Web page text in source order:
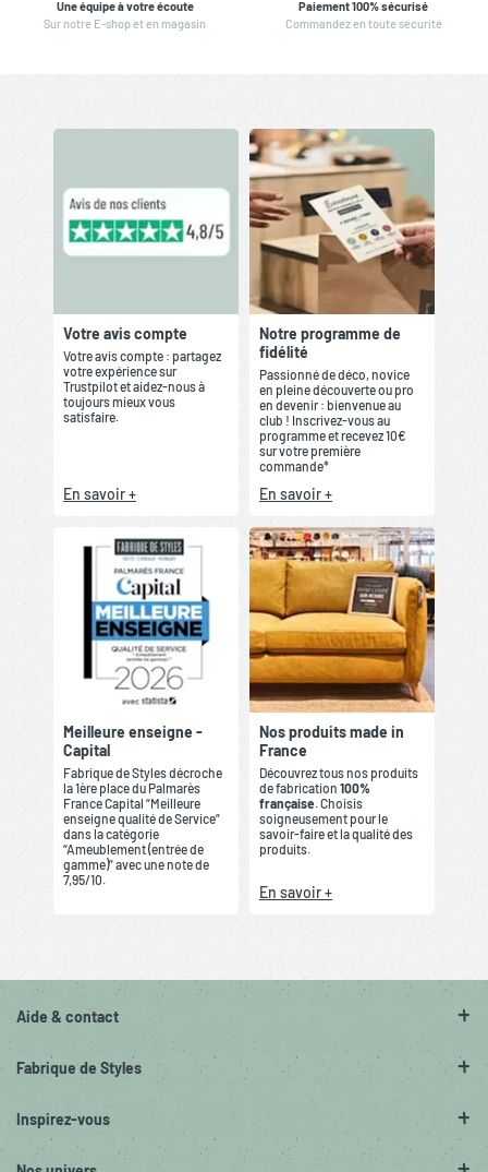
Une équipe à votre écoute
Sur notre E-shop et en magasin
Paiement 100% sécurisé
Commandez en toute sécurité
Votre avis compte
Votre avis compte : partagez
votre expérience sur
Trustpilot et aidez-nous à
toujours mieux vous
satisfaire.
En savoir +
Notre programme de
fidélité
Passionné de déco, novice
en pleine découverte ou pro
en devenir : bienvenue au
club ! Inscrivez-vous au
programme et recevez 10€
sur votre première
commande*
En savoir +
Meilleure enseigne -
Capital
Fabrique de Styles décroche
la 1ère place du Palmarès
France Capital “Meilleure
enseigne qualité de Service”
dans la catégorie
“Ameublement (entrée de
gamme)” avec une note de
7,95/10.
Nos produits made in
France
Découvrez tous nos produits
de fabrication 100%
française . Choisis
soigneusement pour le
savoir-faire et la qualité des
produits.
En savoir +
Aide & contact
Fabrique de Styles
Inspirez-vous